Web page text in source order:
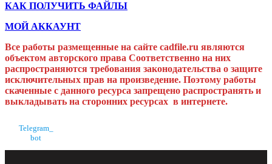
КАК ПОЛУЧИТЬ ФАЙЛЫ
МОЙ АККАУНТ
Все работы размещенные на сайте cadfile.ru являются
объектом авторского права Соответственно на них
распространяются требования законодательства о защите
исключительных прав на произведение. Поэтому работы
скаченные с данного ресурса запрещено распространять и
выкладывать на сторонних ресурсах в интернете.
Telegram_
bot